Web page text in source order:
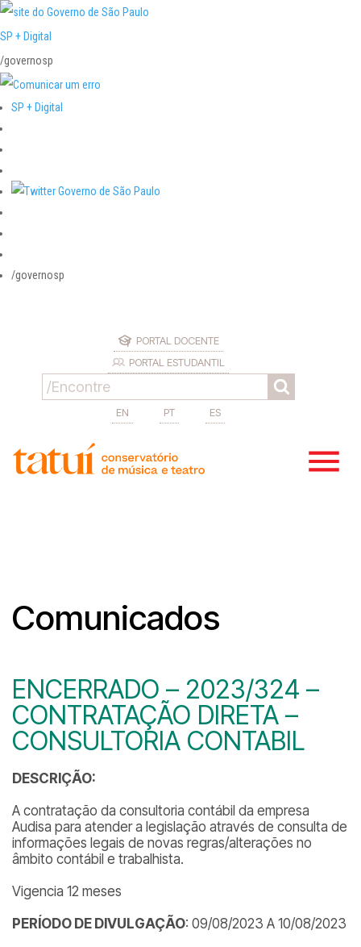
SP + Digital
/governosp
SP + Digital
/governosp
PORTAL DOCENTE
PORTAL ESTUDANTIL
EN PT ES
Comunicados
ENCERRADO – 2023/324 –
CONTRATAÇÃO DIRETA –
CONSULTORIA CONTABIL
DESCRIÇÃO:
A contratação da consultoria contábil da empresa
Audisa para atender a legislação através de consulta de
informações legais de novas regras/alterações no
âmbito contábil e trabalhista.
Vigencia 12 meses
PERÍODO DE DIVULGAÇÃO: 09/08/2023 A 10/08/2023